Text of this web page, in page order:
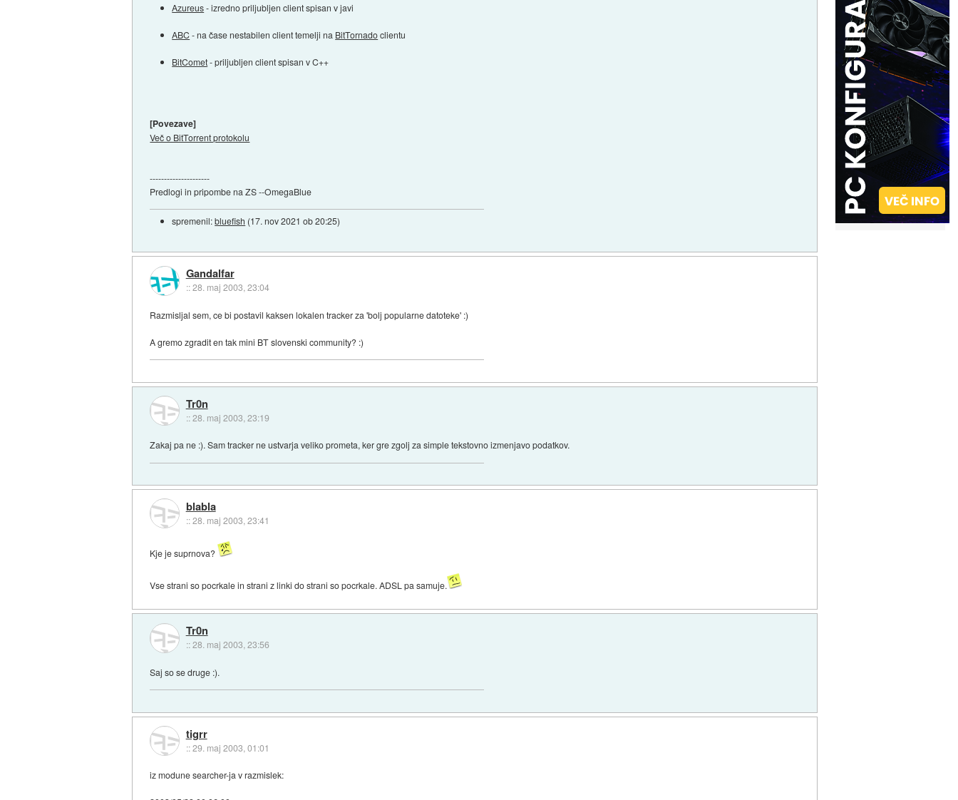
Azureus- izredno priljubljen client spisan v javi
ABC - na čase nestabilen client temelji na BitTornadoclientu
BitComet- priljubljen client spisan v C++
[Povezave]
Več o BitTorrent protokolu
---------------------
Predlogi in pripombe na ZS --OmegaBlue
spremenil:bluefish (17. nov 2021 ob 20:25)
Gandalfar
::28. maj 2003, 23:04
Razmisljal sem, ce bi postavil kaksen lokalen tracker za 'bolj popularne datoteke' :)
A gremo zgradit en tak mini BT slovenski community? :)
Tr0n
::28. maj 2003, 23:19
Zakaj pa ne :). Sam tracker ne ustvarja veliko prometa, ker gre zgolj za simple tekstovno izmenjavo podatkov.
blabla
::28. maj 2003, 23:41
Kje je suprnova?
Vse strani so pocrkale in strani z linki do strani so pocrkale. ADSL pa samuje.
Tr0n
::28. maj 2003, 23:56
Saj so se druge :).
tigrr
::29. maj 2003, 01:01
iz modune searcher-ja v razmislek: